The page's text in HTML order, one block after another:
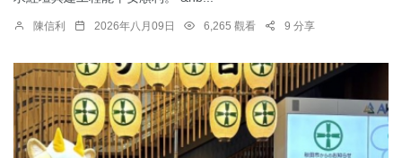
陳信利 2026年八月09日 6,265 觀看 9 分享